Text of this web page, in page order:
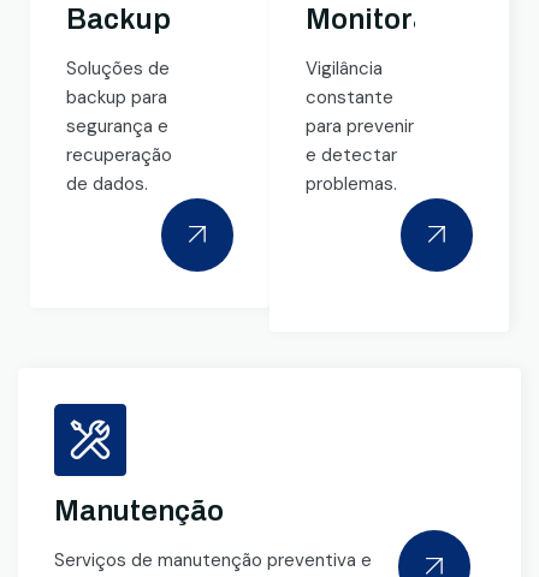
Backup
Soluções de
backup para
segurança e
recuperação
de dados.
Monitoramento
Vigilância
constante
para prevenir
e detectar
problemas.
Manutenção
Serviços de manutenção preventiva e